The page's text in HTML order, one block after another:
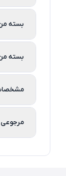
بسته
بسته
مرجوعی